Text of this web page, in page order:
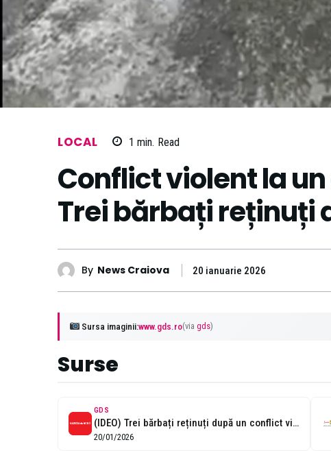
LOCAL 1 min. Read
Conflict violent la
Trei bărbați reținuți
By News Craiova 20 ianuarie 2026
Sursa imaginii:www.gds.ro(viagds)
Surse
GDS
(IDEO) Trei bărbați reținuți după un conflict violent într-un cazino din Filiași
20/01/2026